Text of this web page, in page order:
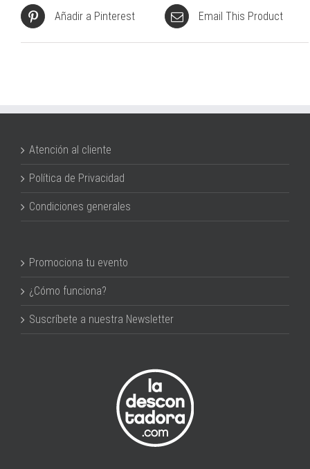
Añadir a Pinterest Email This Product
Atención al cliente
Política de Privacidad
Condiciones generales
Promociona tu evento
¿Cómo funciona?
Suscríbete a nuestra Newsletter